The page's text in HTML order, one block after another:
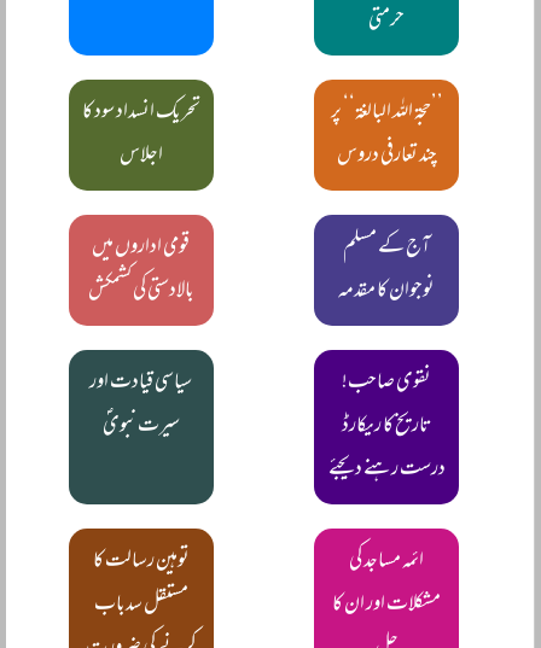
حرمتی
’’حجۃ اللہ البالغۃ‘‘ پر
چند تعارفی دروس
تحریک انسداد سود کا
اجلاس
آج کے مسلم
نوجوان کا مقدمہ
قومی اداروں میں
بالادستی کی کشمکش
نقوی صاحب!
تاریخ کا ریکارڈ
درست رہنے دیجئے
سیاسی قیادت اور
سیرت نبویؐ
ائمہ مساجد کی
مشکلات اور ان کا
توہین رسالت کا
مستقل سدباب